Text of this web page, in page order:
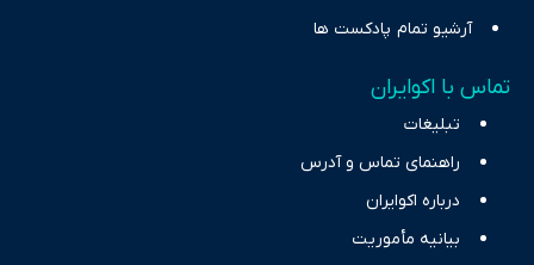
آرشیو تمام پادکست ها
تماس با اکوایران
تبلیغات
راهنمای تماس و آدرس
درباره اکوایران
بیانیه مأموریت